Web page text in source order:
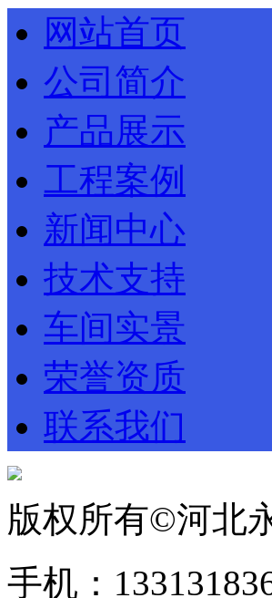
网站首页
公司简介
产品展示
工程案例
新闻中心
技术支持
车间实景
荣誉资质
联系我们
版权所有©河北
手机：